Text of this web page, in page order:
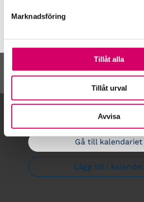
Marknadsföring
Tillåt alla
Tillåt urval
Avvisa
Kalendarium
Gå till kalendariet
Lägg till i kalender